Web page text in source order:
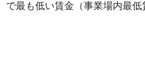
で最も低い賃金（事業場内最低